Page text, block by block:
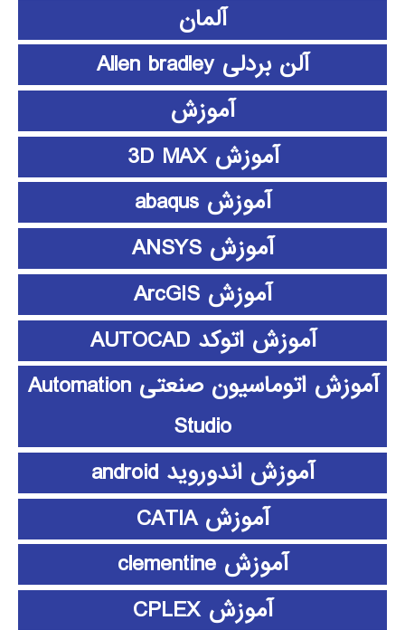
آلمان
آلن بردلی Allen bradley
آموزش
آموزش 3D MAX
آموزش abaqus
آموزش ANSYS
آموزش ArcGIS
آموزش اتوکد AUTOCAD
آموزش اتوماسیون صنعتی Automation
Studio
آموزش اندوروید android
آموزش CATIA
آموزش clementine
آموزش CPLEX